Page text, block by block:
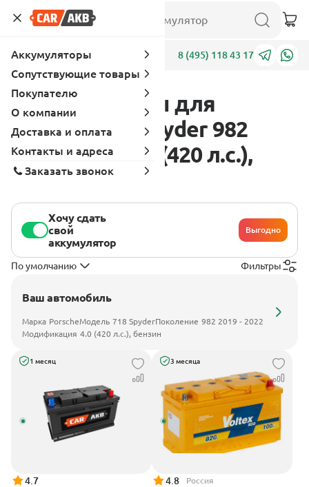
Адреса 8 (495) 118 43 17
Аккумуляторы для
Porsche 718 Spyder 982
2019 - 2022 4.0 (420 л.с.),
бензин
Хочу сдать
свой
аккумулятор
Выгодно
По умолчанию Фильтры
Ваш автомобиль
Марка PorscheМодель 718 SpyderПоколение 982 2019 - 2022
Модификация 4.0 (420 л.с.), бензин
1 месяц
4.7
3 месяца
4.8 Россия
Аккумуляторы
Сопутствующие товары
Покупателю
О компании
Доставка и оплата
Контакты и адреса
Заказать звонок